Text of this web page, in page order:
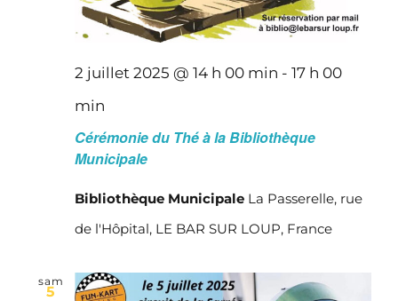
2 juillet 2025 @ 14 h 00 min - 17 h 00
min
Cérémonie du Thé à la Bibliothèque
Municipale
Bibliothèque Municipale La Passerelle, rue
de l'Hôpital, LE BAR SUR LOUP, France
sam
5